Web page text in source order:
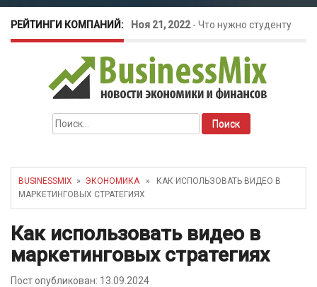
РЕЙТИНГИ КОМПАНИЙ: Ноя 21, 2022- Что нужно студенту
для открытия бизнеса?
Окт 26, 2022-Телефония для
amoCRM: лучшие инструменты для
бизнеса
как защитить свой бизнес?
Найти:
BUSINESSMIX » ЭКОНОМИКА» КАК ИСПОЛЬЗОВАТЬ ВИДЕО В
МАРКЕТИНГОВЫХ СТРАТЕГИЯХ
Как использовать видео в
маркетинговых стратегиях
Пост опубликован: 13.09.2024